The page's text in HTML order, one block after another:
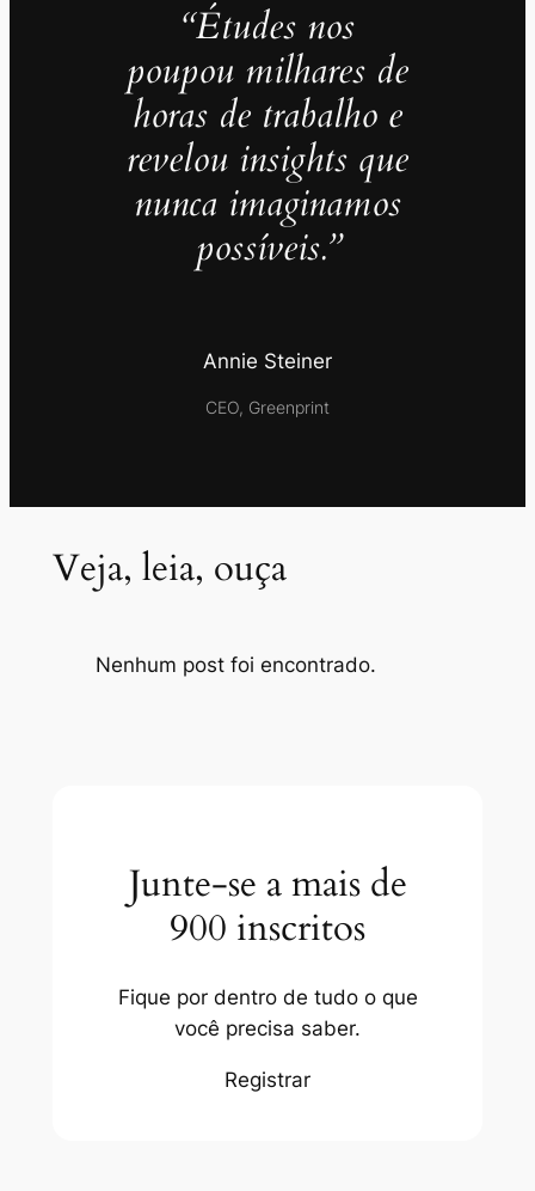
“Études nos
poupou milhares de
horas de trabalho e
revelou insights que
nunca imaginamos
possíveis.”
Annie Steiner
CEO, Greenprint
Veja, leia, ouça
Nenhum post foi encontrado.
Junte-se a mais de
900 inscritos
Fique por dentro de tudo o que
você precisa saber.
Registrar